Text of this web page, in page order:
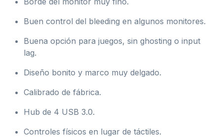
Buen control del bleeding en algunos monitores.
Buena opción para juegos, sin ghosting o input
lag.
Diseño bonito y marco muy delgado.
Calibrado de fábrica.
Hub de 4 USB 3.0.
Controles físicos en lugar de táctiles.